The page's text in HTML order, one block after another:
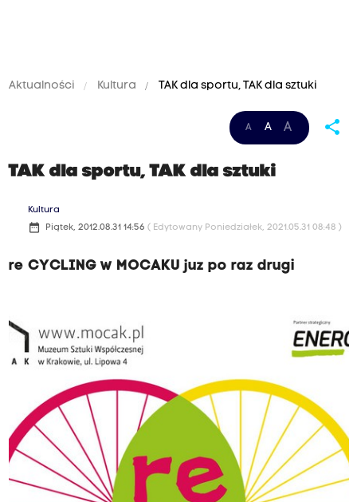
Aktualności Kultura TAK dla sportu, TAK dla sztuki
A A A share
TAK dla sportu, TAK dla sztuki
Kultura
date_range Piątek, 2012.08.31 14:56 ( Edytowany Poniedziałek, 2021.05.31 08:48 )
re CYCLING w MOCAKU juz po raz drugi